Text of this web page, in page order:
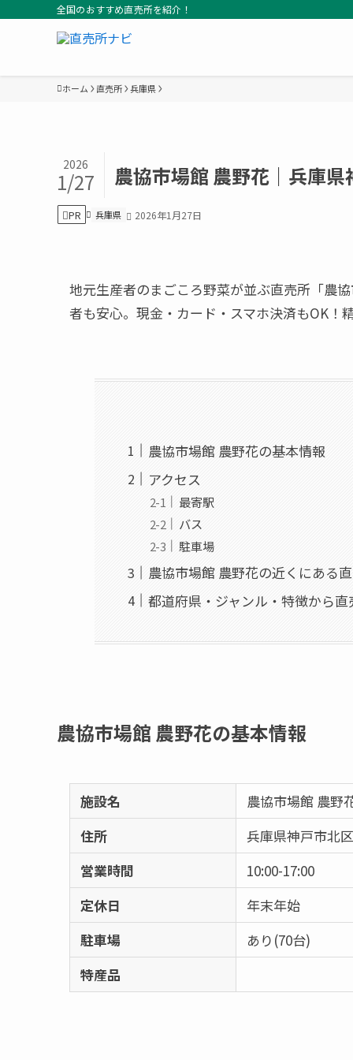
全国のおすすめ直売所を紹介！
ホーム 直売所 兵庫県
農協市場館 農野花｜兵庫
2026
1/27
PR 兵庫県 2026年1月27日
地元生産者のまごころ野菜が並ぶ直売所「農
者も安心。現金・カード・スマホ決済もOK！
農協市場館 農野花の基本情報
アクセス
最寄駅
バス
駐車場
農協市場館 農野花の近くにある
都道府県・ジャンル・特徴から
農協市場館 農野花の基本情報
施設名
農協市場館 農野
住所
兵庫県神戸市北
営業時間
10:00-17:00
定休日
年末年始
駐車場
あり(70台)
特産品